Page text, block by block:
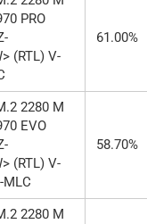
PRO
(RTL) V-
61.00%
2280 M
EVO
(RTL) V-
MLC
58.70%
2280 M